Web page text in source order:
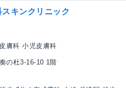
キンクリニック
膚科 小児皮膚科
の杜3-16-10 1階